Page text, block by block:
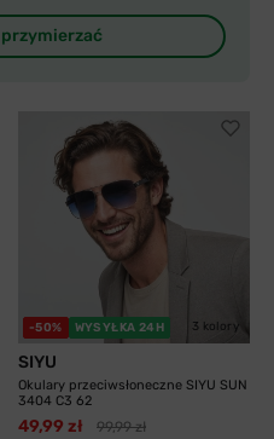
-50% WYSYŁKA 24H 3 kolory
SIYU
Okulary przeciwsłoneczne SIYU SUN
3404 C3 62
49,99 zł 99,99 zł